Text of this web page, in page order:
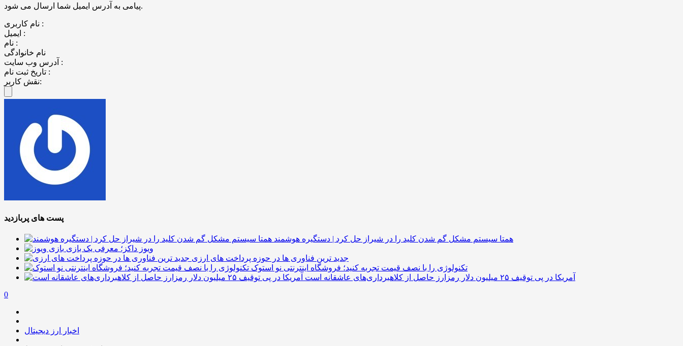
پیامی به آدرس ایمیل شما ارسال می شود.
نام کاربری :
ایمیل :
نام :
نام خانوادگی
آدرس وب سایت :
تاریخ ثبت نام :
نقش کاربر:
پست های پربازدید
همتا سیستم مشکل گم شدن کلید را در شیراز حل کرد | دستگیره هوشمند
ویوز داکز؛ معرفی یک بازی
جدید ترین فناوری ها در حوزه پرداخت های ارزی
تکنولوژی را با نصف قیمت تجربه کنید؛ فروشگاه اینترنتی نو استوک
آمریکا در پی توقیف ۲۵ میلیون دلار رمزارز حاصل از کلاهبرداری‌های عاشقانه است
0
اخبار ارز دیجیتال